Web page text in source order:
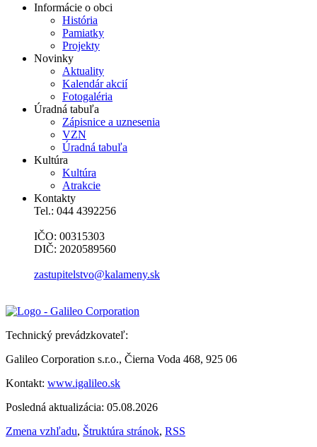
Informácie o obci
História
Pamiatky
Projekty
Novinky
Aktuality
Kalendár akcií
Fotogaléria
Úradná tabuľa
Zápisnice a uznesenia
VZN
Úradná tabuľa
Kultúra
Kultúra
Atrakcie
Kontakty
Tel.: 044 4392256
IČO: 00315303
DIČ: 2020589560
zastupitelstvo@kalameny.sk
Technický prevádzkovateľ:
Galileo Corporation s.r.o., Čierna Voda 468, 925 06
Kontakt: www.igalileo.sk
Posledná aktualizácia: 05.08.2026
Zmena vzhľadu, Štruktúra stránok, RSS